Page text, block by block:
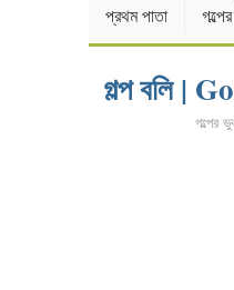
প্রথম পাতা
গল্প বলি |
গল্পের